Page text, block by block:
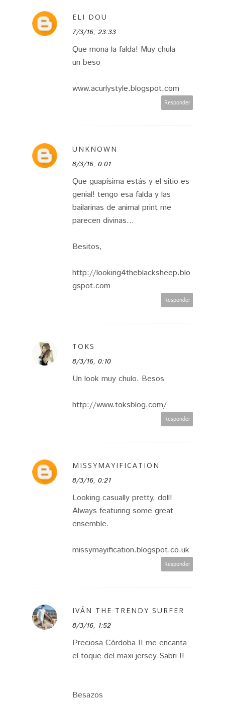
ELI DOU
7/3/16, 23:33
Que mona la falda! Muy chula
un beso
www.acurlystyle.blogspot.com
Responder
UNKNOWN
8/3/16, 0:01
Que guapísima estás y el sitio es
genial! tengo esa falda y las
bailarinas de animal print me
parecen divinas...
Besitos,
http://looking4theblacksheep.blo
gspot.com
Responder
TOKS
8/3/16, 0:10
Un look muy chulo. Besos
http://www.toksblog.com/
Responder
MISSYMAYIFICATION
8/3/16, 0:21
Looking casually pretty, doll!
Always featuring some great
ensemble.
missymayification.blogspot.co.uk
Responder
IVÁN THE TRENDY SURFER
8/3/16, 1:52
Preciosa Córdoba !! me encanta
el toque del maxi jersey Sabri !!
Besazos